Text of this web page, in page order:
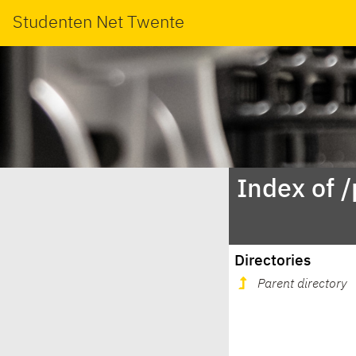
Studenten Net Twente
Index of
Directories
Parent directory